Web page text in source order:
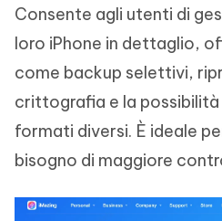
Consente agli utenti di
loro iPhone in dettaglio,
come backup selettivi,
crittografia e la
formati diversi. È ideale
bisogno di maggiore